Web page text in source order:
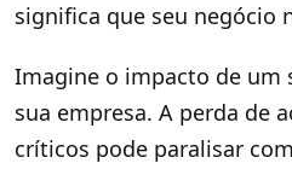
significa que seu negócio
Imagine o impacto de um
sua empresa. A perda de
críticos pode paralisar